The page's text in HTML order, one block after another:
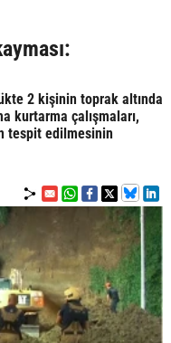
2 kişinin toprak altında
kurtarma çalışmaları,
tespit edilmesinin